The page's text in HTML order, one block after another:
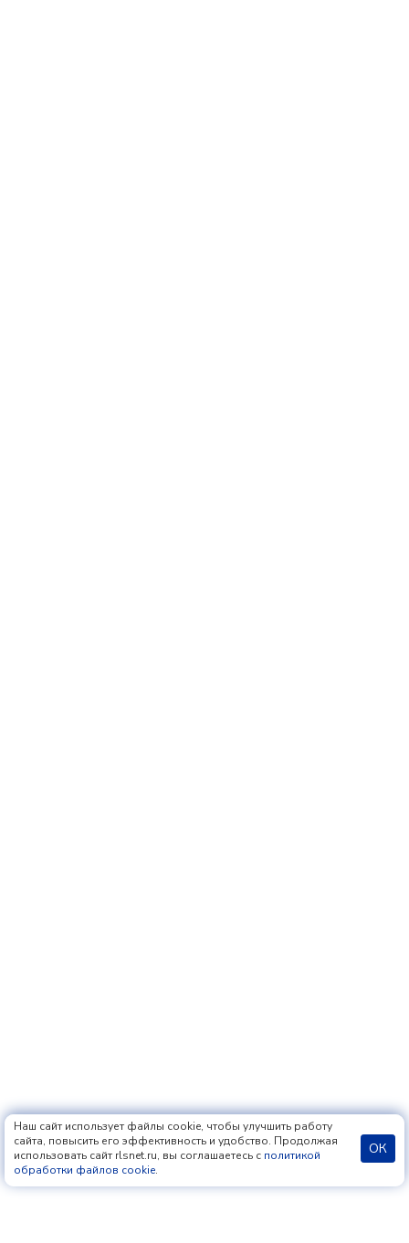
Наш сайт использует файлы cookie, чтобы улучшить работу
сайта, повысить его эффективность и удобство. Продолжая
использовать сайт rlsnet.ru, вы соглашаетесь с политикой
обработки файлов cookie.
ОК